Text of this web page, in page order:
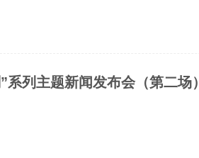
系列主题新闻发布会（第二场）